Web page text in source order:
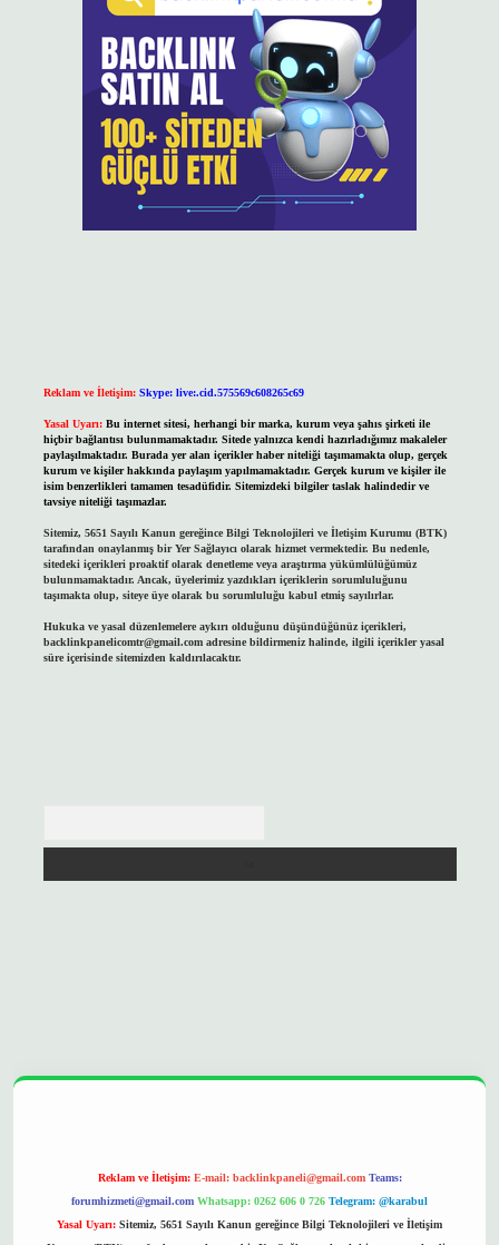
Reklam ve İletişim: Skype: live:.cid.575569c608265c69
Yasal Uyarı: Bu internet sitesi, herhangi bir marka, kurum veya şahıs şirketi ile
hiçbir bağlantısı bulunmamaktadır. Sitede yalnızca kendi hazırladığımız makaleler
paylaşılmaktadır. Burada yer alan içerikler haber niteliği taşımamakta olup, gerçek
kurum ve kişiler hakkında paylaşım yapılmamaktadır. Gerçek kurum ve kişiler ile
isim benzerlikleri tamamen tesadüfidir. Sitemizdeki bilgiler taslak halindedir ve
tavsiye niteliği taşımazlar.
Sitemiz, 5651 Sayılı Kanun gereğince Bilgi Teknolojileri ve İletişim Kurumu (BTK)
tarafından onaylanmış bir Yer Sağlayıcı olarak hizmet vermektedir. Bu nedenle,
sitedeki içerikleri proaktif olarak denetleme veya araştırma yükümlülüğümüz
bulunmamaktadır. Ancak, üyelerimiz yazdıkları içeriklerin sorumluluğunu
taşımakta olup, siteye üye olarak bu sorumluluğu kabul etmiş sayılırlar.
Hukuka ve yasal düzenlemelere aykırı olduğunu düşündüğünüz içerikleri,
backlinkpanelicomtr@gmail.comadresine bildirmeniz halinde, ilgili içerikler yasal
süre içerisinde sitemizden kaldırılacaktır.
Reklam ve İletişim: E-mail: backlinkpaneli@gmail.com Teams:
forumhizmeti@gmail.com Whatsapp: 0262 606 0 726 Telegram: @karabul
Yasal Uyarı: Sitemiz, 5651 Sayılı Kanun gereğince Bilgi Teknolojileri ve İletişim